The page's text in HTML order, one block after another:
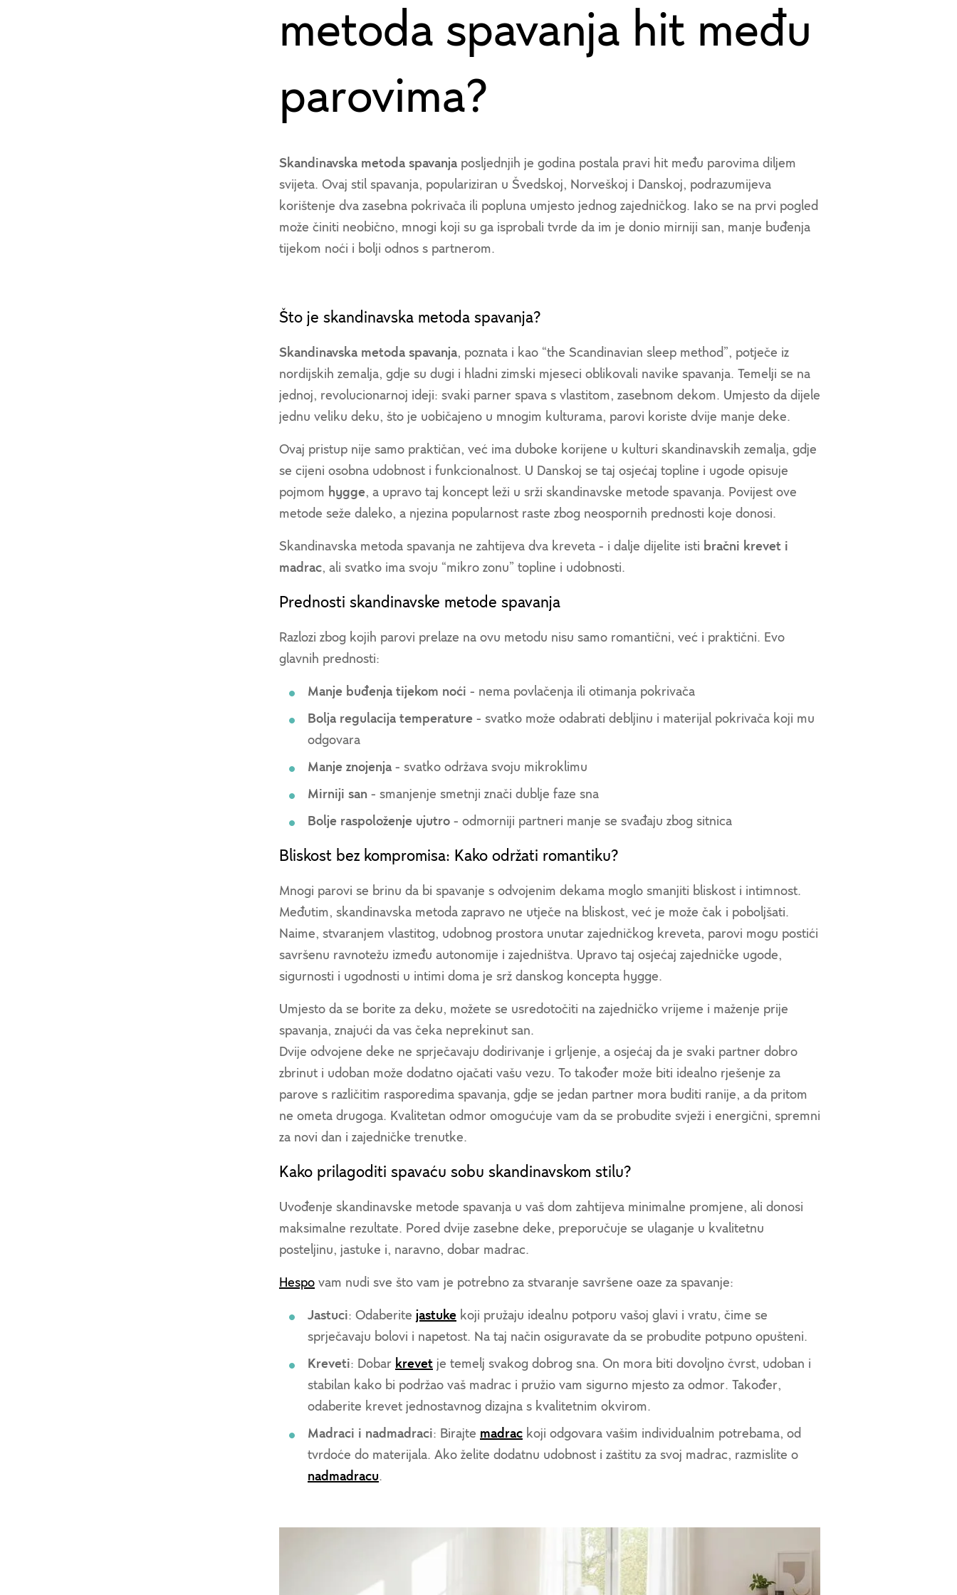
metoda spavanja hit među
parovima?
Skandinavska metoda spavanja posljednjih je godina postala pravi hit među parovima diljem
svijeta. Ovaj stil spavanja, populariziran u Švedskoj, Norveškoj i Danskoj, podrazumijeva
korištenje dva zasebna pokrivača ili popluna umjesto jednog zajedničkog. Iako se na prvi pogled
može činiti neobično, mnogi koji su ga isprobali tvrde da im je donio mirniji san, manje buđenja
tijekom noći i bolji odnos s partnerom.
Što je skandinavska metoda spavanja?
Skandinavska metoda spavanja, poznata i kao “the Scandinavian sleep method”, potječe iz
nordijskih zemalja, gdje su dugi i hladni zimski mjeseci oblikovali navike spavanja. Temelji se na
jednoj, revolucionarnoj ideji: svaki parner spava s vlastitom, zasebnom dekom. Umjesto da dijele
jednu veliku deku, što je uobičajeno u mnogim kulturama, parovi koriste dvije manje deke.
Ovaj pristup nije samo praktičan, već ima duboke korijene u kulturi skandinavskih zemalja, gdje
se cijeni osobna udobnost i funkcionalnost. U Danskoj se taj osjećaj topline i ugode opisuje
pojmom hygge, a upravo taj koncept leži u srži skandinavske metode spavanja. Povijest ove
metode seže daleko, a njezina popularnost raste zbog neospornih prednosti koje donosi.
Skandinavska metoda spavanja ne zahtijeva dva kreveta - i dalje dijelite isti bračni krevet i
madrac, ali svatko ima svoju “mikro zonu” topline i udobnosti.
Prednosti skandinavske metode spavanja
Razlozi zbog kojih parovi prelaze na ovu metodu nisu samo romantični, već i praktični. Evo
glavnih prednosti:
Manje buđenja tijekom noći - nema povlačenja ili otimanja pokrivača
Bolja regulacija temperature - svatko može odabrati debljinu i materijal pokrivača koji mu
odgovara
Manje znojenja - svatko održava svoju mikroklimu
Mirniji san - smanjenje smetnji znači dublje faze sna
Bolje raspoloženje ujutro - odmorniji partneri manje se svađaju zbog sitnica
Bliskost bez kompromisa: Kako održati romantiku?
Mnogi parovi se brinu da bi spavanje s odvojenim dekama moglo smanjiti bliskost i intimnost.
Međutim, skandinavska metoda zapravo ne utječe na bliskost, već je može čak i poboljšati.
Naime, stvaranjem vlastitog, udobnog prostora unutar zajedničkog kreveta, parovi mogu postići
savršenu ravnotežu između autonomije i zajedništva. Upravo taj osjećaj zajedničke ugode,
sigurnosti i ugodnosti u intimi doma je srž danskog koncepta hygge.
Umjesto da se borite za deku, možete se usredotočiti na zajedničko vrijeme i maženje prije
spavanja, znajući da vas čeka neprekinut san.
Dvije odvojene deke ne sprječavaju dodirivanje i grljenje, a osjećaj da je svaki partner dobro
zbrinut i udoban može dodatno ojačati vašu vezu. To također može biti idealno rješenje za
parove s različitim rasporedima spavanja, gdje se jedan partner mora buditi ranije, a da pritom
ne ometa drugoga. Kvalitetan odmor omogućuje vam da se probudite svježi i energični, spremni
za novi dan i zajedničke trenutke.
Kako prilagoditi spavaću sobu skandinavskom stilu?
Uvođenje skandinavske metode spavanja u vaš dom zahtijeva minimalne promjene, ali donosi
maksimalne rezultate. Pored dvije zasebne deke, preporučuje se ulaganje u kvalitetnu
posteljinu, jastuke i, naravno, dobar madrac.
Hespo vam nudi sve što vam je potrebno za stvaranje savršene oaze za spavanje:
Jastuci: Odaberite jastuke koji pružaju idealnu potporu vašoj glavi i vratu, čime se
sprječavaju bolovi i napetost. Na taj način osiguravate da se probudite potpuno opušteni.
Kreveti: Dobar krevet je temelj svakog dobrog sna. On mora biti dovoljno čvrst, udoban i
stabilan kako bi podržao vaš madrac i pružio vam sigurno mjesto za odmor. Također,
odaberite krevet jednostavnog dizajna s kvalitetnim okvirom.
Madraci i nadmadraci: Birajte madrac koji odgovara vašim individualnim potrebama, od
tvrdoće do materijala. Ako želite dodatnu udobnost i zaštitu za svoj madrac, razmislite o
nadmadracu.